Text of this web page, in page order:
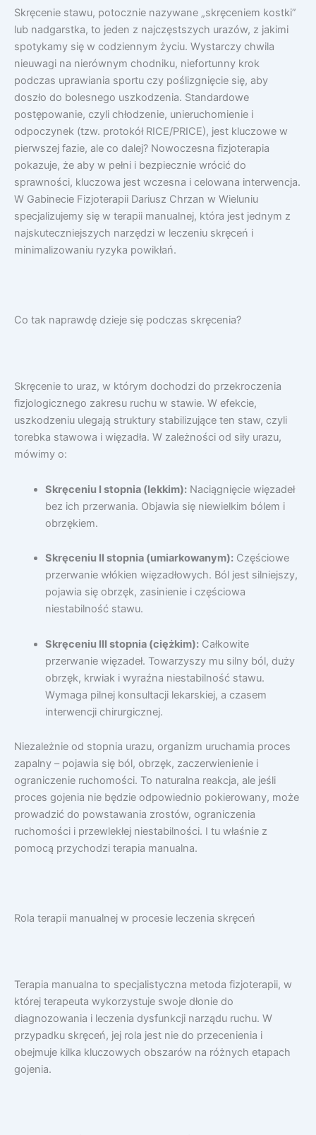
Skręcenie stawu, potocznie nazywane „skręceniem kostki”
lub nadgarstka, to jeden z najczęstszych urazów, z jakimi
spotykamy się w codziennym życiu. Wystarczy chwila
nieuwagi na nierównym chodniku, niefortunny krok
podczas uprawiania sportu czy poślizgnięcie się, aby
doszło do bolesnego uszkodzenia. Standardowe
postępowanie, czyli chłodzenie, unieruchomienie i
odpoczynek (tzw. protokół RICE/PRICE), jest kluczowe w
pierwszej fazie, ale co dalej? Nowoczesna fizjoterapia
pokazuje, że aby w pełni i bezpiecznie wrócić do
sprawności, kluczowa jest wczesna i celowana interwencja.
W Gabinecie Fizjoterapii Dariusz Chrzan w Wieluniu
specjalizujemy się w terapii manualnej, która jest jednym z
najskuteczniejszych narzędzi w leczeniu skręceń i
minimalizowaniu ryzyka powikłań.
Co tak naprawdę dzieje się podczas skręcenia?
Skręcenie to uraz, w którym dochodzi do przekroczenia
fizjologicznego zakresu ruchu w stawie. W efekcie,
uszkodzeniu ulegają struktury stabilizujące ten staw, czyli
torebka stawowa i więzadła. W zależności od siły urazu,
mówimy o:
Skręceniu I stopnia (lekkim):Naciągnięcie więzadeł
bez ich przerwania. Objawia się niewielkim bólem i
obrzękiem.
Skręceniu II stopnia (umiarkowanym):Częściowe
przerwanie włókien więzadłowych. Ból jest silniejszy,
pojawia się obrzęk, zasinienie i częściowa
niestabilność stawu.
Skręceniu III stopnia (ciężkim):Całkowite
przerwanie więzadeł. Towarzyszy mu silny ból, duży
obrzęk, krwiak i wyraźna niestabilność stawu.
Wymaga pilnej konsultacji lekarskiej, a czasem
interwencji chirurgicznej.
Niezależnie od stopnia urazu, organizm uruchamia proces
zapalny – pojawia się ból, obrzęk, zaczerwienienie i
ograniczenie ruchomości. To naturalna reakcja, ale jeśli
proces gojenia nie będzie odpowiednio pokierowany, może
prowadzić do powstawania zrostów, ograniczenia
ruchomości i przewlekłej niestabilności. I tu właśnie z
pomocą przychodzi terapia manualna.
Rola terapii manualnej w procesie leczenia skręceń
Terapia manualna to specjalistyczna metoda fizjoterapii, w
której terapeuta wykorzystuje swoje dłonie do
diagnozowania i leczenia dysfunkcji narządu ruchu. W
przypadku skręceń, jej rola jest nie do przecenienia i
obejmuje kilka kluczowych obszarów na różnych etapach
gojenia.